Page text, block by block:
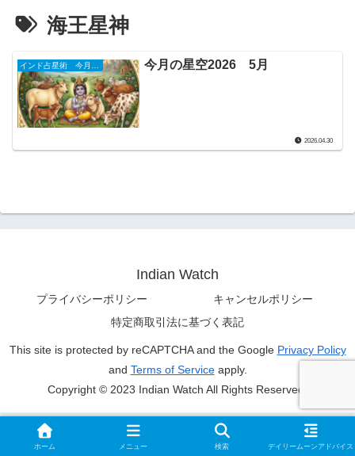
海王星神
今月の星空2026 5月
2026.04.30
Indian Watch
プライバシーポリシー
キャンセルポリシー
特定商取引法に基づく表記
This site is protected by reCAPTCHA and the Google Privacy Policy
and Terms of Serviceapply.
Copyright © 2023 Indian Watch All Rights Reserved.
ホーム メニュー 検索 デイリームーンアドバイス